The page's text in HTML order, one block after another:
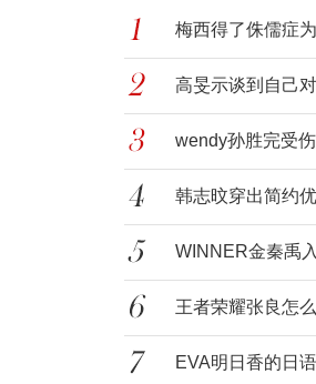
梅西得了侏儒症
症为
高旻示谈到自己
演需要
wendy孙胜完受
Red Ve
韩志旼穿出简约
示平
WINNER金秦禹
里的照
王者荣耀张良怎
良值
EVA明日香的日